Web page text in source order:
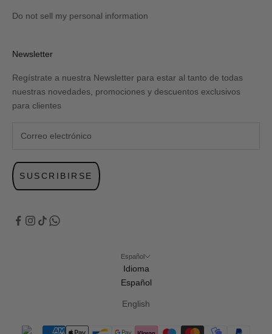
Do not sell my personal information
Newsletter
Regístrate a nuestra Newsletter para estar al tanto de todas
nuestras novedades, promociones y descuentos exclusivos
para clientes
SUSCRIBIRSE
Español
Idioma
Español
English